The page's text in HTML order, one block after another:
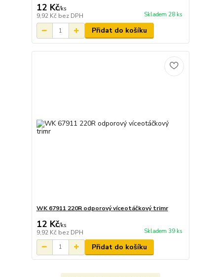
12 Kč/ks
9,92 Kč bez DPH Skladem 28 ks
Přidat do košíku
WK 67911 220R odporový víceotáčkový trimr
12 Kč/ks
9,92 Kč bez DPH Skladem 39 ks
Přidat do košíku